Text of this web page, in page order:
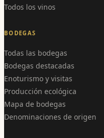
Todos los vinos
BODEGAS
Todas las bodegas
Bodegas destacadas
Enoturismo y visitas
Producción ecológica
Mapa de bodegas
Denominaciones de origen